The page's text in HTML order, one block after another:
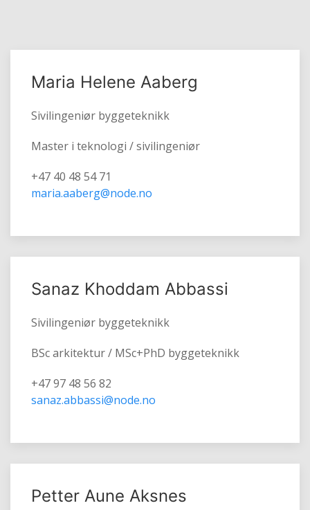
Maria Helene Aaberg
Sivilingeniør byggeteknikk
Master i teknologi / sivilingeniør
+47 40 48 54 71
maria.aaberg@node.no
Sanaz Khoddam Abbassi
Sivilingeniør byggeteknikk
BSc arkitektur / MSc+PhD byggeteknikk
+47 97 48 56 82
sanaz.abbassi@node.no
Petter Aune Aksnes